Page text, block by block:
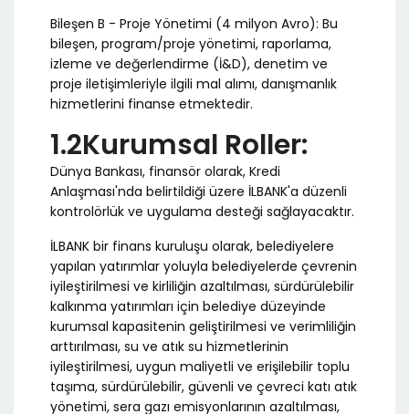
Bileşen B - Proje Yönetimi (4 milyon Avro): Bu
bileşen, program/proje yönetimi, raporlama,
izleme ve değerlendirme (İ&D), denetim ve
proje iletişimleriyle ilgili mal alımı, danışmanlık
hizmetlerini finanse etmektedir.
1.2Kurumsal Roller:
Dünya Bankası, finansör olarak, Kredi
Anlaşması'nda belirtildiği üzere İLBANK'a düzenli
kontrolörlük ve uygulama desteği sağlayacaktır.
İLBANK bir finans kuruluşu olarak, belediyelere
yapılan yatırımlar yoluyla belediyelerde çevrenin
iyileştirilmesi ve kirliliğin azaltılması, sürdürülebilir
kalkınma yatırımları için belediye düzeyinde
kurumsal kapasitenin geliştirilmesi ve verimliliğin
arttırılması, su ve atık su hizmetlerinin
iyileştirilmesi, uygun maliyetli ve erişilebilir toplu
taşıma, sürdürülebilir, güvenli ve çevreci katı atık
yönetimi, sera gazı emisyonlarının azaltılması,